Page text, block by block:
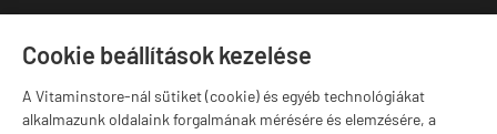
Cookie beállítások kezelése
A Vitaminstore-nál sütiket (cookie) és egyéb technológiákat
alkalmazunk oldalaink forgalmának mérésére és elemzésére, a
Szugló u. 83-85.
Márkák